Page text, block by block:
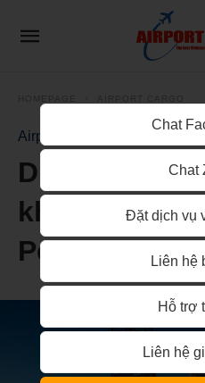
Airport Cargo
Dịch vụ
không từ Hồ
Perth,
Chat
Chat
Đặt dịch vụ
Liên hệ
Hỗ trợ
Liên hệ